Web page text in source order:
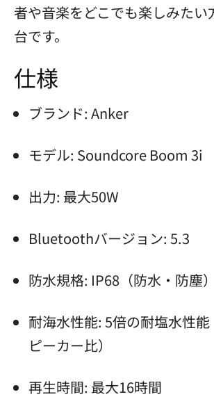
者や音楽をどこでも楽しみたい
台です。
仕様
ブランド: Anker
モデル: Soundcore Boom 3i
出力: 最大50W
Bluetoothバージョン: 5.3
防水規格: IP68（防水・防塵）
耐海水性能: 5倍の耐塩水性
ピーカー比）
再生時間: 最大16時間